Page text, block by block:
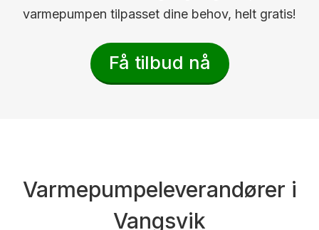
varmepumpen tilpasset dine behov, helt gratis!
Få tilbud nå
Varmepumpeleverandører i
Vangsvik